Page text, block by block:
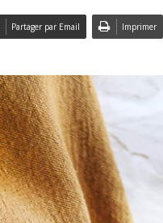
Partager par Email Imprimer